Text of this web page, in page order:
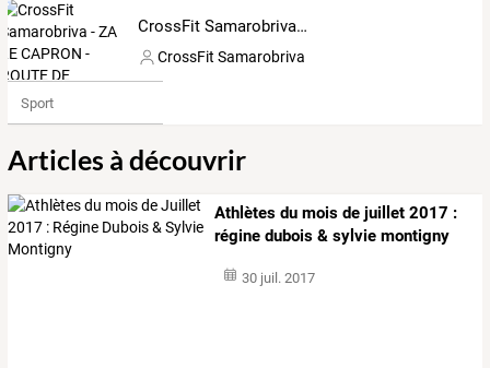
CrossFit Samarobriva - ZA LE CAPRON - ROUTE DE TAISNIL, Saleux 06.63.61.01.81 - 06.17.35.17.44
CrossFit Samarobriva
Sport
Articles à découvrir
Athlètes du mois de juillet 2017 :
régine dubois & sylvie montigny
30 juil. 2017